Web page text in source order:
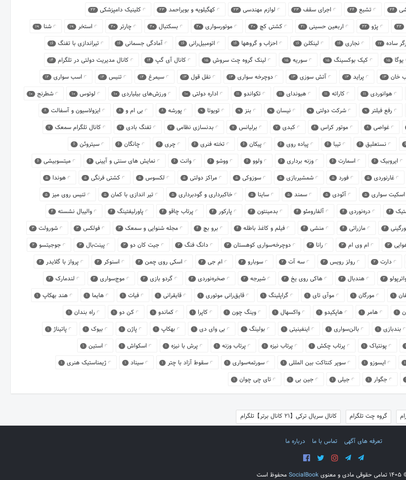
24 تشیع 24 اجرای سقف 23 لوازم مهندسی 23 کهگیلویه و بویراحمد 23 کلینیک دامپزشکی 22
22 پژو 22 اربعین حسینی 21 کشتی کچ 20 موتورسواری 20 بسکتبال 20 چارتر 20 استخر 19 شنا 19
ساده 17 نجاری 16 لینکلن 16 احزاب و گروهها 16 اتومبیل‌رانی 16 آمادگی جسمانی 16 تیراندازی با تفنگ 16
یوگا 15 کیک بوکسینگ 15 سوریه 15 لینک گروه چت سروش 15 کانال آی گپ 14 کانال مدیریت دولتی در تلگرام 14
خان 13 پراید 13 آتش سوزی 13 دوچرخه سواری 13 نقل قول 13 سیمرغ 12 تنیس 12 اسب سواری 12
هوانوردی 11 کاراته 11 هیوندای 11 تکواندو 11 اداره دولتی 10 ورزش‌های بیلیاردی 10 لوتوس 10 شطرنج 10
رفع فیلتر 9 شرکت دولتی 9 نیسان 9 بنز 9 تویوتا 9 پورشه 8 بی ام و 8 ایزولاسیون و آسفالت 8
غواصی 8 موتور کراس 8 کبدی 7 برلیانس 7 بدنسازی نظامی 7 تفنگ بادی 7 کانال تلگرام سمعک 7
6 نستعلیق 6 تیبا 6 پیاده روی 6 پیکان 6 تخته فنری 6 چری 6 چانگان 6 سیتروئن 6
ایروبیک 6 اسمارت 6 وزنه برداری 6 ولوو 6 ووشو 6 وانت 6 نمایش های سنتی و آیینی 6 میتسوبیشی 6
غارنوردی 5 فورد 5 شمشیربازی 5 سوزوکی 5 مراکز دولتی 5 لکسوس 5 کشتی فرنگی 5 هوندا 5
اسکیت سواری 5 آئودی 5 سمند 5 ساینا 5 خاکبرداری و گودبرداری 5 تیر اندازی با کمان 5 تنیس روی میز 5
4 دره‌نوردی 4 آلفارومئو 4 بدمینتون 4 پارکور 4 پرتاب چاقو 4 پاورلیفتینگ 4 والیبال نشسته 4
4 مازراتی 4 منشی 4 فیلم و کاغذ باطله 4 برو بچ 4 مجله شنوایی و سمعک 3 فولکس 3 شورولت 3
3 ام وی ام 3 رانا 3 دوچرخه‌سواری کوهستان 3 دانگ فنگ 3 جیت کان دو 3 پینت‌بال 3 جوجیتسو 2
دارت 2 رولز رویس 2 سه آت 2 سوبارو 2 ام جی 2 اسکی روی چمن 2 اسنوکر 2 پرواز با گلایدر 2
2 هندبال 2 هاکی روی یخ 2 شیرجه 2 صخره‌نوردی 2 گردو بازی 2 موج‌سواری 2 لندمارک 2
1 مورگان 1 موآی تای 1 گراپلینگ 1 قایق‌رانی موتوری 1 قایقرانی 1 فیات 1 هایما 1 هند بهکاپ 1
1 هامر 1 هاپکیدو 1 واکسهال 1 وینگ چون 1 کاپرا 1 کماندو 1 کن دو 1 راه بندان 1
بندبازی 1 بالن‌سواری 1 اینفینیتی 1 بولینگ 1 بی وای دی 1 بهکاپ 1 پاژن 1 بیوک 1 پاتیناژ 1
1 پونتیاک 1 پرتاب چکش 1 پرتاب نیزه 1 پرتاب وزنه 1 پرش با نیزه 1 اسکواش 1 استین 1
1 ایسوزو 1 سوپر کنتاکت بین المللی 1 سورتمه‌سواری 1 سقوط آزاد با چتر 1 سیناد 1 ژیمناستیک هنری 1
1 جگوار 1 جیلی 1 جین بی 1 تای چی چوان 1
گروه چت تلگرام کانال سریال ترکی【21 کانال برتر】تلگرام
تعرفه های آگهی تماس با ما درباره ما
SocialBook محفوظ است